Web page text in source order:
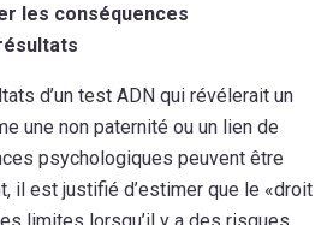
les conséquences
d’un test ADN qui révélerait un
une non paternité ou un lien de
psychologiques peuvent être
il est justifié d’estimer que le «droit
limites lorsqu’il y a des risques